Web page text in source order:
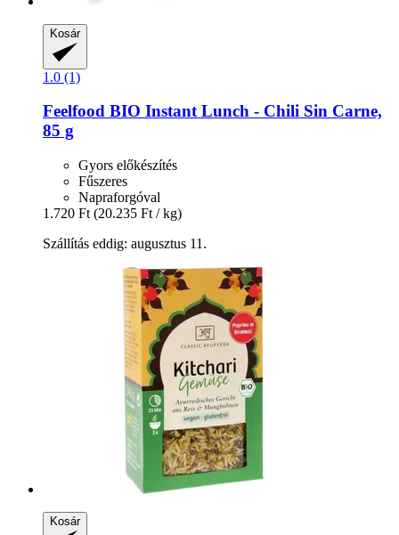
Kosár
1.0 (1)
Feelfood BIO Instant Lunch -​ Chili Sin Carne,
85 g
Gyors előkészítés
Fűszeres
Napraforgóval
1.720 Ft (20.235 Ft / kg)
Szállítás eddig: augusztus 11.
Kosár